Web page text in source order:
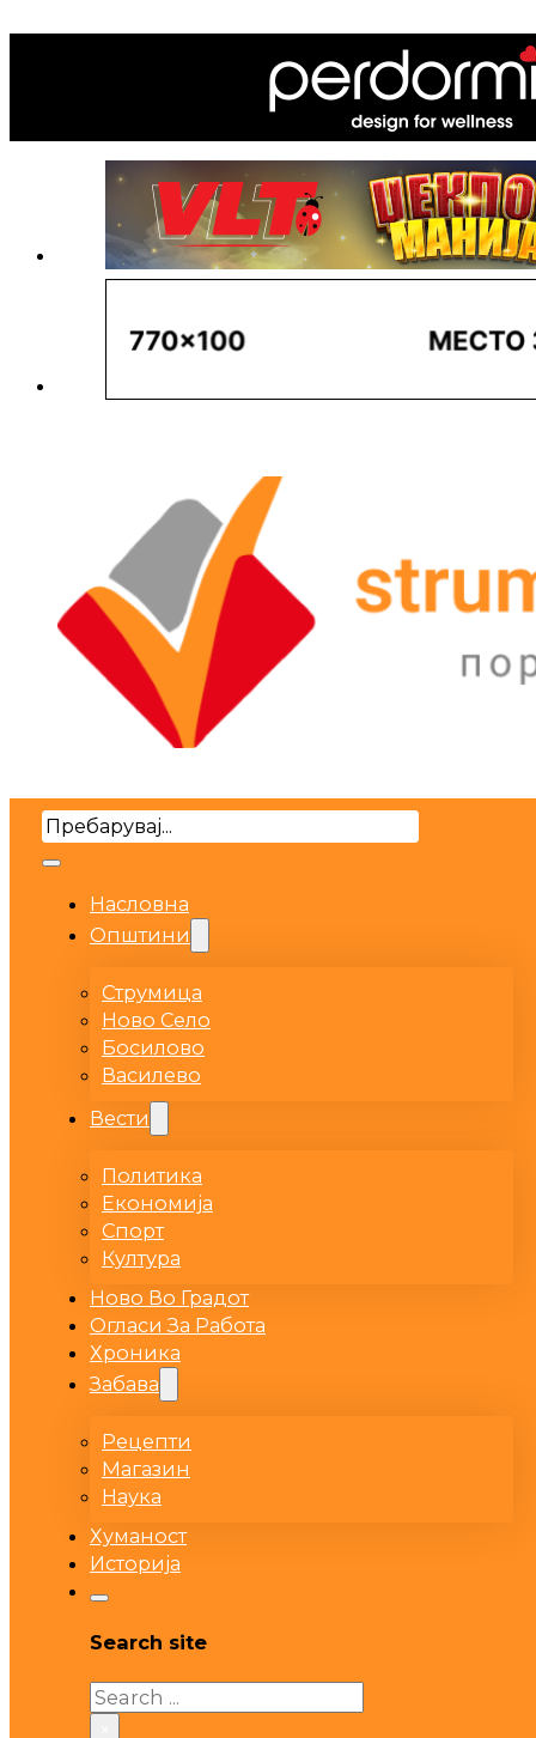
Search
Насловна
Општини
Струмица
Ново Село
Босилово
Василево
Вести
Политика
Економија
Спорт
Култура
Ново Во Градот
Огласи За Работа
Хроника
Забава
Рецепти
Магазин
Наука
Хуманост
Историја
Search site
Search